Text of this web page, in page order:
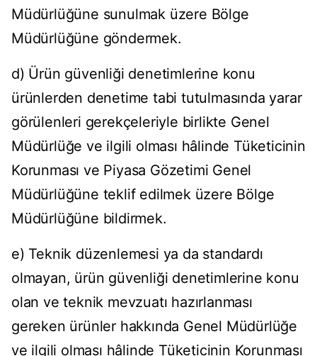
Müdürlüğüne sunulmak üzere Bölge
Müdürlüğüne göndermek.
d) Ürün güvenliği denetimlerine konu
ürünlerden denetime tabi tutulmasında yarar
görülenleri gerekçeleriyle birlikte Genel
Müdürlüğe ve ilgili olması hâlinde Tüketicinin
Korunması ve Piyasa Gözetimi Genel
Müdürlüğüne teklif edilmek üzere Bölge
Müdürlüğüne bildirmek.
e) Teknik düzenlemesi ya da standardı
olmayan, ürün güvenliği denetimlerine konu
olan ve teknik mevzuatı hazırlanması
gereken ürünler hakkında Genel Müdürlüğe
ve ilgili olması hâlinde Tüketicinin Korunması